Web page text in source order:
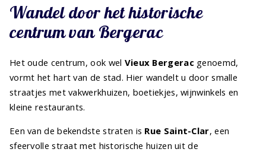
Wandel door het historische
centrum van Bergerac
Het oude centrum, ook wel Vieux Bergerac genoemd,
vormt het hart van de stad. Hier wandelt u door smalle
straatjes met vakwerkhuizen, boetiekjes, wijnwinkels en
kleine restaurants.
Een van de bekendste straten is Rue Saint-Clar, een
sfeervolle straat met historische huizen uit de